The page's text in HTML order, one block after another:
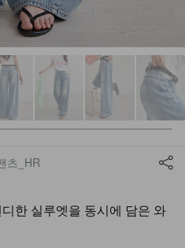
츠_HR
한 실루엣을 동시에 담은 와